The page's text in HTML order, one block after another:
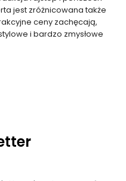
jest zróżnicowana także
ceny zachęcają,
i bardzo zmysłowe